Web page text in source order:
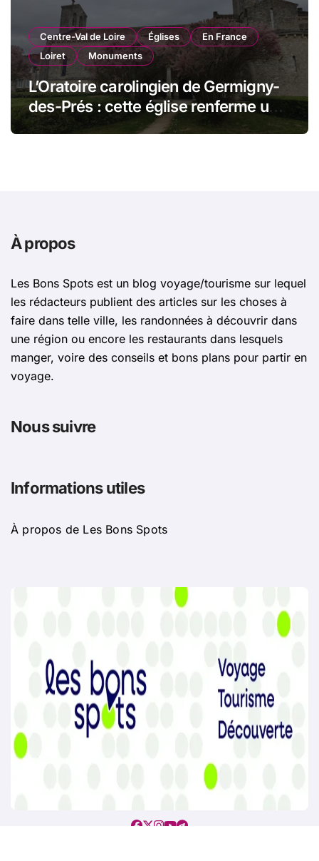
Centre-Val de Loire Églises
En France
Loiret
Monuments
L’Oratoire carolingien de Germigny-
des-Prés : cette église renferme une
magnifique mosaïque carolingienne
À propos
Les Bons Spots est un blog voyage/tourisme sur lequel
les rédacteurs publient des articles sur les choses à
faire dans telle ville, les randonnées à découvrir dans
une région ou encore les restaurants dans lesquels
manger, voire des conseils et bons plans pour partir en
voyage.
Nous suivre
Informations utiles
À propos de Les Bons Spots